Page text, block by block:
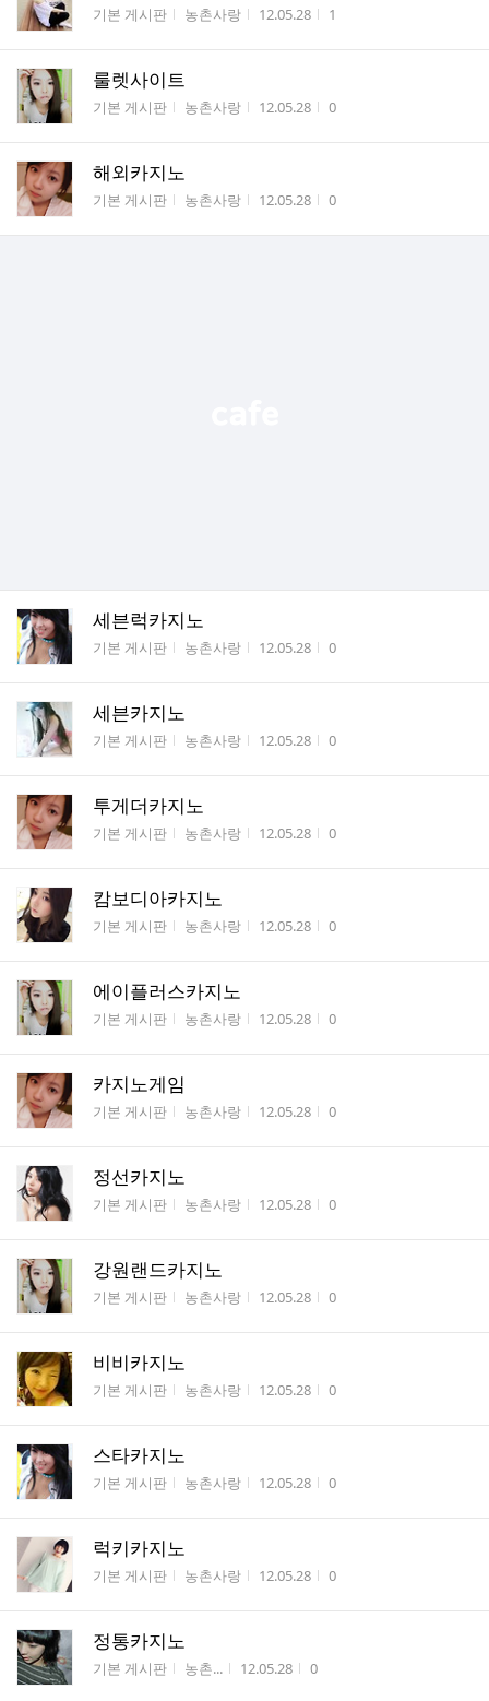
게시판명
기본 게시판 작성자
농촌사랑 작성시간
12.05.28 조회수
1
룰렛사이트
게시판명
기본 게시판 작성자
농촌사랑 작성시간
12.05.28 조회수
0
해외카지노
게시판명
기본 게시판 작성자
농촌사랑 작성시간
12.05.28 조회수
0
세븐럭카지노
게시판명
기본 게시판 작성자
농촌사랑 작성시간
12.05.28 조회수
0
세븐카지노
게시판명
기본 게시판 작성자
농촌사랑 작성시간
12.05.28 조회수
0
투게더카지노
게시판명
기본 게시판 작성자
농촌사랑 작성시간
12.05.28 조회수
0
캄보디아카지노
게시판명
기본 게시판 작성자
농촌사랑 작성시간
12.05.28 조회수
0
에이플러스카지노
게시판명
기본 게시판 작성자
농촌사랑 작성시간
12.05.28 조회수
0
카지노게임
게시판명
기본 게시판 작성자
농촌사랑 작성시간
12.05.28 조회수
0
정선카지노
게시판명
기본 게시판 작성자
농촌사랑 작성시간
12.05.28 조회수
0
강원랜드카지노
게시판명
기본 게시판 작성자
농촌사랑 작성시간
12.05.28 조회수
0
비비카지노
게시판명
기본 게시판 작성자
농촌사랑 작성시간
12.05.28 조회수
0
스타카지노
게시판명
기본 게시판 작성자
농촌사랑 작성시간
12.05.28 조회수
0
럭키카지노
게시판명
기본 게시판 작성자
농촌사랑 작성시간
12.05.28 조회수
0
정통카지노
게시판명
기본 게시판 작성자
농촌... 작성시간
12.05.28 조회수
0